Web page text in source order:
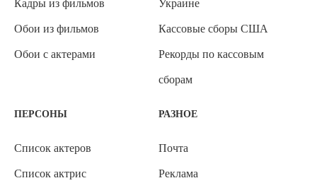
Кадры из фильмов
Обои из фильмов
Обои с актерами
Украине
Кассовые сборы США
Рекорды по кассовым
сборам
ПЕРСОНЫ
Список актеров
Список актрис
РАЗНОЕ
Почта
Реклама